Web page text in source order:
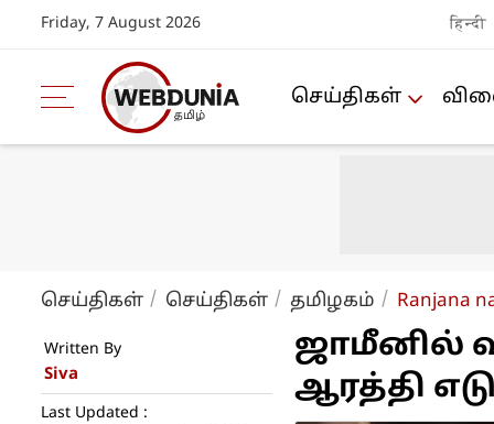
Friday, 7 August 2026 हिन्दी
செய்திகள்
செய்திகள் செய்திகள் த‌மிழக‌ம் Ranjana
Written By
Siva
Last Updated :
ஜாமீனில்
ஆரத்தி